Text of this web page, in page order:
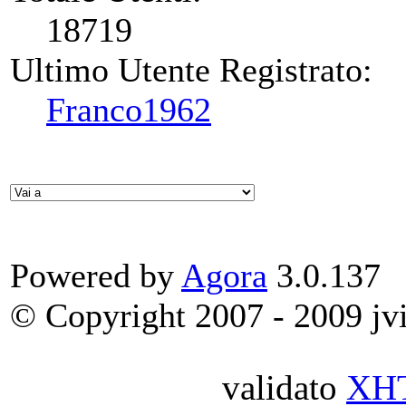
18719
Ultimo Utente Registrato:
Franco1962
Powered by Agora 3.0.137
© Copyright 2007 - 2009
validato